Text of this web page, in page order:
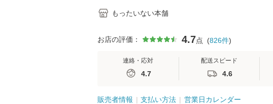
もったいない本舗
お店の評価： 4.7点 (826件)
連絡・応対
4.7
配送スピード
4.6
販売者情報 支払い方法 営業日カレンダー